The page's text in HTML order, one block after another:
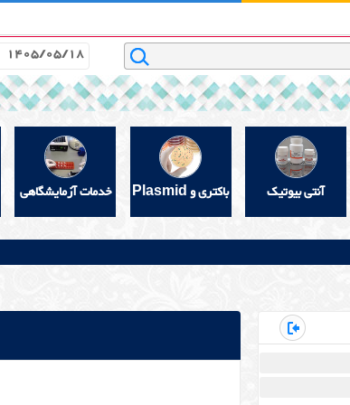
1405/05/18
آنتی بیوتیک باکتری و Plasmid خدمات آزمایشگاهی